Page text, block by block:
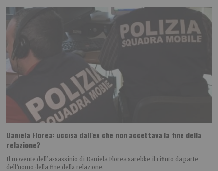
Daniela Florea: uccisa dall’ex che non accettava la fine della
relazione?
Il movente dell’assassinio di Daniela Florea sarebbe il rifiuto da parte
dell’uomo della fine della relazione.